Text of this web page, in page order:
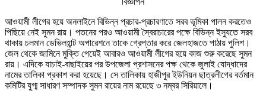
আওয়ামী লীগের হয়ে অনলাইনে বিভিন্ন প্রচার-প্রচারণাতে সরব ভূমিকা পালন করতেও
পিছিয়ে নেই সুমন রায়। পতনের পরও আওয়ামী স্বৈরাচারের পক্ষে বিভিন্ন ইস্যুতে সরব
থাকায় চলমান ডেভিলহান্ট অপারেশনে তাকে গ্রেপ্তার করে জেলহাজতে পাঠায় পুলিশ।
জেল থেকে জামিনে মুক্তি পেয়েই আবারও আওয়ামী লীগের হয়ে কাজ শুরু করেছে সুমন
রায়। এদিকে যাচাই-বাছাইয়ের পর উপজেলা প্রশাসনের পক্ষ থেকে জুলাই যোদ্ধাদের
নামের তালিকা প্রকাশ করা হয়েছে। সে তালিকায় হাজীপুর ইউনিয়ন ছাত্রলীগের বর্তমান
কমিটির যুগ্ম সাধারণ সম্পাদক সুমন রায়ের নাম রয়েছে ৩ নম্বর সিরিয়ালে।